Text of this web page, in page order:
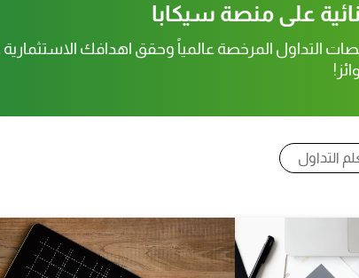
على منصة سيكابا
التداول المرخصة عالمياً وحقق اهدافك
التداول